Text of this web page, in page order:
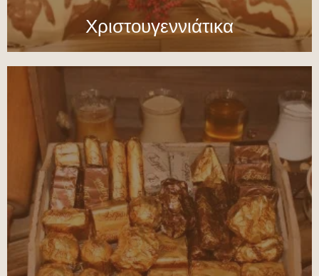
Χριστουγεννιάτικα